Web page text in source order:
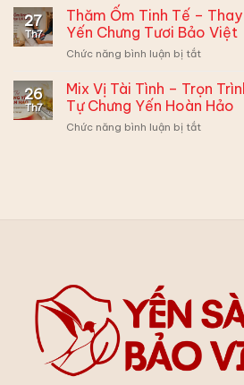
Cùng
Hộp
Yến
Bảo
Việt
Đừng
Muộn
Phiền,
Có
Cách
Biến
Siêu
Mí
Công
Thức
Yến
Chưng
Ái”
27
Th7
Thăm Ốm Tinh Tế –
Yến Chưng Tươi Bảo Việt
Chức năng bình luận bị tắtở
Ốm
Tinh
Tế
–
26
Th7
Mix Vị Tài Tình – Trọn
Tự Chưng Yến Hoàn Hảo
Chức năng bình luận bị tắtở
Chưng
Yến
Hoàn
Hảo